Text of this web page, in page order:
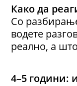
Како да
Со
водете
реално, а
4–5 години: